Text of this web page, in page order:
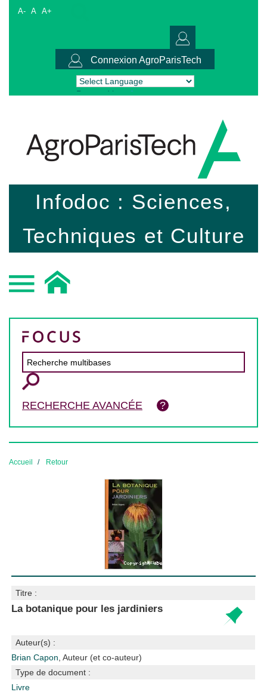
A- A A+
Connexion AgroParisTech
Powered by Translate
Infodoc : Sciences,
Techniques et Culture
RECHERCHE AVANCÉE
Accueil Retour
Titre :
La botanique pour les jardiniers
Auteur(s) :
Brian Capon , Auteur (et co-auteur)
Type de document :
Livre